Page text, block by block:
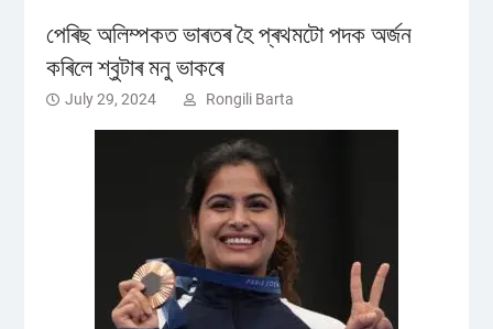
পেৰিছ অলিম্পকত ভাৰতৰ হৈ প্ৰথমটো পদক অৰ্জন
কৰিলে শ্বুটাৰ মনু ভাকৰে
July 29, 2024 Rongili Barta